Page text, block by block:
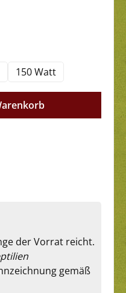
150 Watt
benutze die
der Vorrat reicht.
gemäß